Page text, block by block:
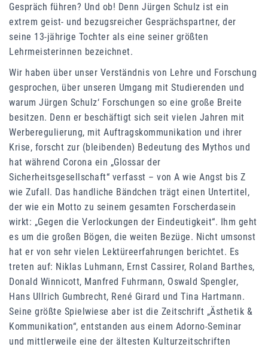
Gespräch führen? Und ob! Denn Jürgen Schulz ist ein
extrem geist- und bezugsreicher Gesprächspartner, der
seine 13-jährige Tochter als eine seiner größten
Lehrmeisterinnen bezeichnet.
Wir haben über unser Verständnis von Lehre und Forschung
gesprochen, über unseren Umgang mit Studierenden und
warum Jürgen Schulz‘ Forschungen so eine große Breite
besitzen. Denn er beschäftigt sich seit vielen Jahren mit
Werberegulierung, mit Auftragskommunikation und ihrer
Krise, forscht zur (bleibenden) Bedeutung des Mythos und
hat während Corona ein „Glossar der
Sicherheitsgesellschaft“ verfasst – von A wie Angst bis Z
wie Zufall. Das handliche Bändchen trägt einen Untertitel,
der wie ein Motto zu seinem gesamten Forscherdasein
wirkt: „Gegen die Verlockungen der Eindeutigkeit“. Ihm geht
es um die großen Bögen, die weiten Bezüge. Nicht umsonst
hat er von sehr vielen Lektüreerfahrungen berichtet. Es
treten auf: Niklas Luhmann, Ernst Cassirer, Roland Barthes,
Donald Winnicott, Manfred Fuhrmann, Oswald Spengler,
Hans Ullrich Gumbrecht, René Girard und Tina Hartmann.
Seine größte Spielwiese aber ist die Zeitschrift „Ästhetik &
Kommunikation“, entstanden aus einem Adorno-Seminar
und mittlerweile eine der ältesten Kulturzeitschriften